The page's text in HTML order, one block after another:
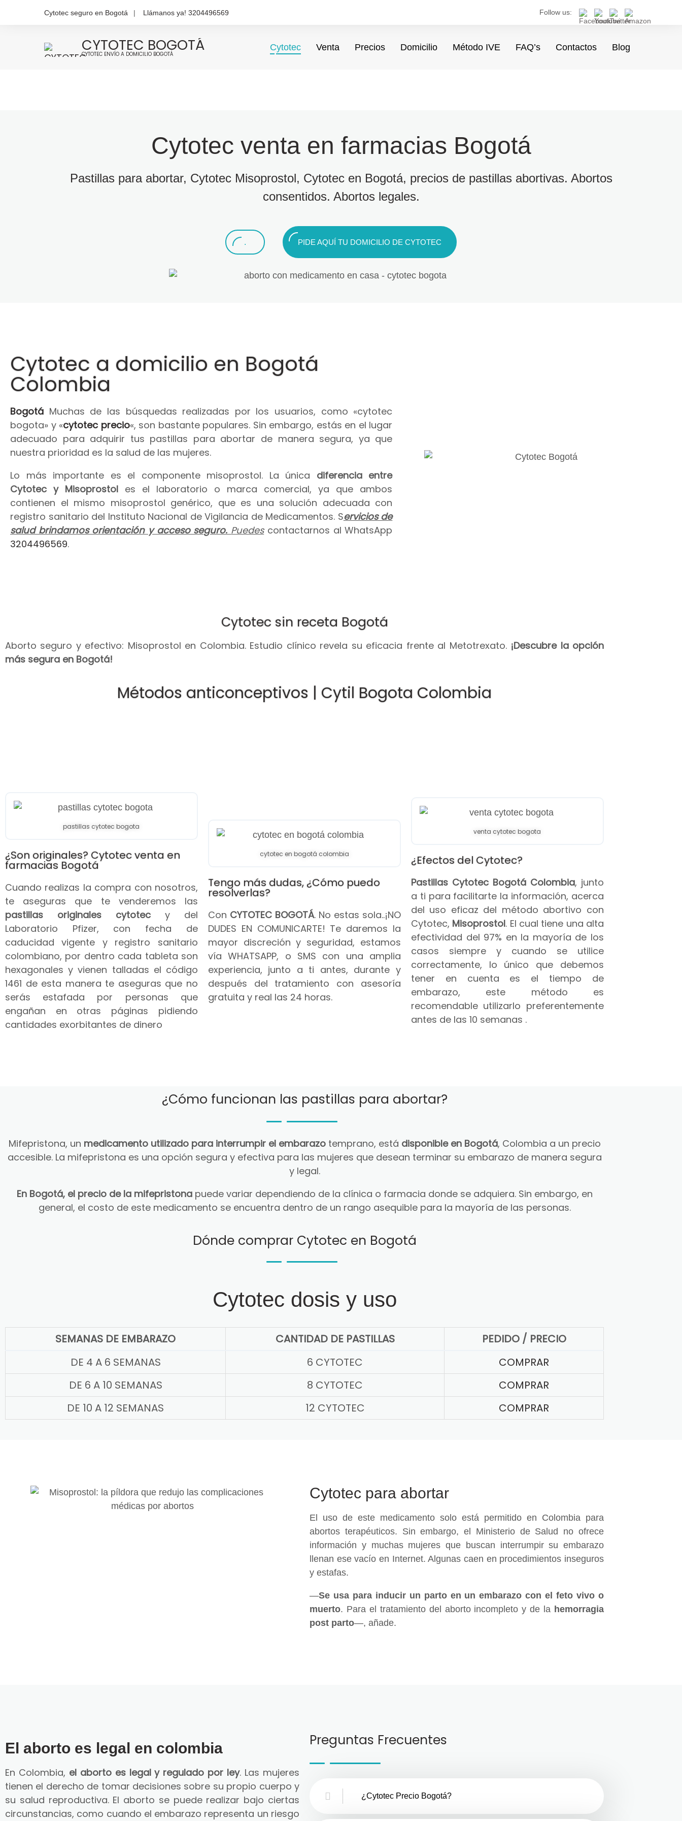
Cytotec seguro en Bogotá Llámanos ya! 3204496569 Follow us:
CYTOTEC BOGOTÁ
CYTOTEC ENVÍO A DOMICILIO BOGOTÁ
Cytotec Venta Precios Domicilio Método IVE FAQ’s Contactos Blog
Cytotec venta en farmacias Bogotá
Pastillas para abortar, Cytotec Misoprostol, Cytotec en Bogotá, precios de pastillas abortivas. Abortos
consentidos. Abortos legales.
. PIDE AQUÍ TU DOMICILIO DE CYTOTEC
Cytotec a domicilio en Bogotá
Colombia
Bogotá Muchas de las búsquedas realizadas por los usuarios, como «cytotec
bogota» y «cytotec precio«, son bastante populares. Sin embargo, estás en el lugar
adecuado para adquirir tus pastillas para abortar de manera segura, ya que
nuestra prioridad es la salud de las mujeres.
Lo más importante es el componente misoprostol. La única diferencia entre
Cytotec y Misoprostol es el laboratorio o marca comercial, ya que ambos
contienen el mismo misoprostol genérico, que es una solución adecuada con
registro sanitario del Instituto Nacional de Vigilancia de Medicamentos. Servicios de
salud brindamos orientación y acceso seguro. Puedescontactarnos al WhatsApp
3204496569.
Cytotec sin receta Bogotá
Aborto seguro y efectivo: Misoprostol en Colombia. Estudio clínico revela su eficacia frente al Metotrexato. ¡Descubre la opción
más segura en Bogotá!
Métodos anticonceptivos | Cytil Bogota Colombia
pastillas cytotec bogota
¿Son originales? Cytotec venta en
farmacias Bogotá
Cuando realizas la compra con nosotros,
te aseguras que te venderemos las
pastillas originales cytotec y del
Laboratorio Pfizer, con fecha de
caducidad vigente y registro sanitario
colombiano, por dentro cada tableta son
hexagonales y vienen talladas el código
1461 de esta manera te aseguras que no
serás estafada por personas que
engañan en otras páginas pidiendo
cantidades exorbitantes de dinero
cytotec en bogotá colombia
Tengo más dudas, ¿Cómo puedo
resolverlas?
Con CYTOTEC BOGOTÁ. No estas sola..¡NO
DUDES EN COMUNICARTE! Te daremos la
mayor discreción y seguridad, estamos
vía WHATSAPP, o SMS con una amplia
experiencia, junto a ti antes, durante y
después del tratamiento con asesoría
gratuita y real las 24 horas.
venta cytotec bogota
¿Efectos del Cytotec?
Pastillas Cytotec Bogotá Colombia, junto
a ti para facilitarte la información, acerca
del uso eficaz del método abortivo con
Cytotec, Misoprostol. El cual tiene una alta
efectividad del 97% en la mayoría de los
casos siempre y cuando se utilice
correctamente, lo único que debemos
tener en cuenta es el tiempo de
embarazo, este método es
recomendable utilizarlo preferentemente
antes de las 10 semanas .
¿Cómo funcionan las pastillas para abortar?
Mifepristona, un medicamento utilizado para interrumpir el embarazotemprano, está disponible en Bogotá, Colombia a un precio
accesible. La mifepristona es una opción segura y efectiva para las mujeres que desean terminar su embarazo de manera segura
y legal.
En Bogotá, el precio de la mifepristonapuede variar dependiendo de la clínica o farmacia donde se adquiera. Sin embargo, en
general, el costo de este medicamento se encuentra dentro de un rango asequible para la mayoría de las personas.
Dónde comprar Cytotec en Bogotá
Cytotec dosis y uso
SEMANAS DE EMBARAZO CANTIDAD DE PASTILLAS
PEDIDO / PRECIO
DE 4 A 6 SEMANAS
6 CYTOTEC
COMPRAR
DE 6 A 10 SEMANAS
8 CYTOTEC
COMPRAR
DE 10 A 12 SEMANAS
12 CYTOTEC COMPRAR
Cytotec para abortar
El uso de este medicamento solo está permitido en Colombia para
abortos terapéuticos. Sin embargo, el Ministerio de Salud no ofrece
información y muchas mujeres que buscan interrumpir su embarazo
llenan ese vacío en Internet. Algunas caen en procedimientos inseguros
y estafas.
—Se usa para inducir un parto en un embarazo con el feto vivo o
muerto. Para el tratamiento del aborto incompleto y de la hemorragia
post parto—, añade.
El aborto es legal en colombia
En Colombia, el aborto es legal y regulado por ley. Las mujeres
tienen el derecho de tomar decisiones sobre su propio cuerpo y
su salud reproductiva. El aborto se puede realizar bajo ciertas
circunstancias, como cuando el embarazo representa un riesgo
Preguntas Frecuentes
¿Cytotec Precio Bogotá?